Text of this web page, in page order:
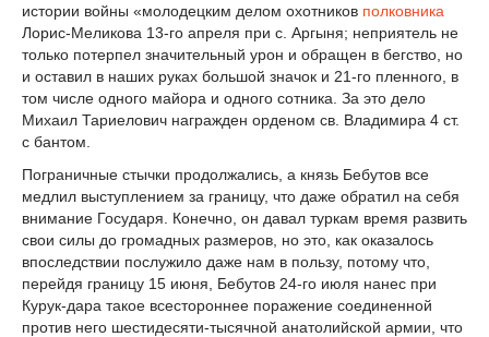
истории войны «молодецким делом охотников полковника
Лорис-Меликова 13-го апреля при с. Аргыня; неприятель не
только потерпел значительный урон и обращен в бегство, но
и оставил в наших руках большой значок и 21-го пленного, в
том числе одного майора и одного сотника. За это дело
Михаил Тариелович награжден орденом св. Владимира 4 ст.
с бантом.
Пограничные стычки продолжались, а князь Бебутов все
медлил выступлением за границу, что даже обратил на себя
внимание Государя. Конечно, он давал туркам время развить
свои силы до громадных размеров, но это, как оказалось
впоследствии послужило даже нам в пользу, потому что,
перейдя границу 15 июня, Бебутов 24-го июля нанес при
Курук-дара такое всестороннее поражение соединенной
против него шестидесяти-тысячной анатолийской армии, что